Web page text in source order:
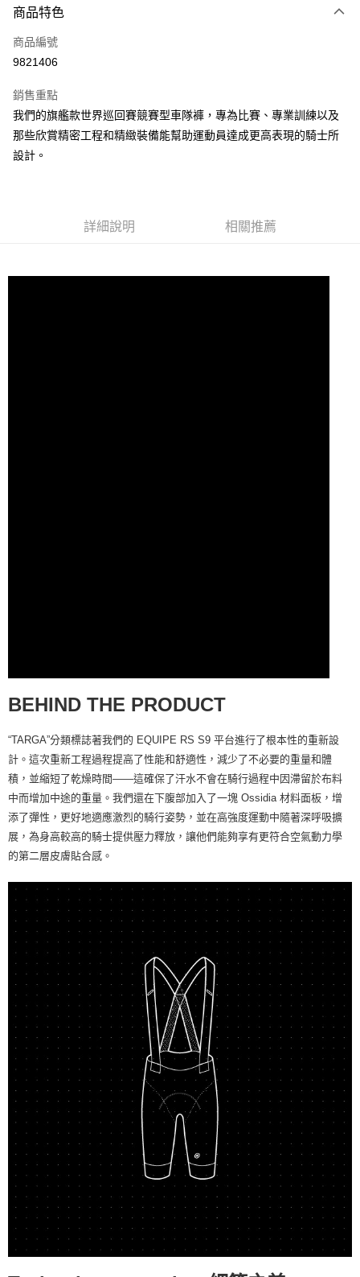
Apple Pay
ATM付款
全家取貨付款
每筆NT$90
付款後全家取貨
每筆NT$60，滿NT$10,000(含以上)免運費
商品特色
商品編號
9821406
銷售重點
我們的旗艦款世界巡回賽競賽型車隊褲，專為比賽、專業訓練以及
那些欣賞精密工程和精緻裝備能幫助運動員達成更高表現的騎士所
設計。
詳細說明 相關推薦
BEHIND THE PRODUCT
“TARGA”分類標誌著我們的 EQUIPE RS S9 平台進行了根本性的重新設
計。這次重新工程過程提高了性能和舒適性，減少了不必要的重量和體
積，並縮短了乾燥時間——這確保了汗水不會在騎行過程中因滯留於布料
中而增加中途的重量。我們還在下腹部加入了一塊 Ossidia 材料面板，增
添了彈性，更好地適應激烈的騎行姿勢，並在高強度運動中隨著深呼吸擴
展，為身高較高的騎士提供壓力釋放，讓他們能夠享有更符合空氣動力學
的第二層皮膚貼合感。